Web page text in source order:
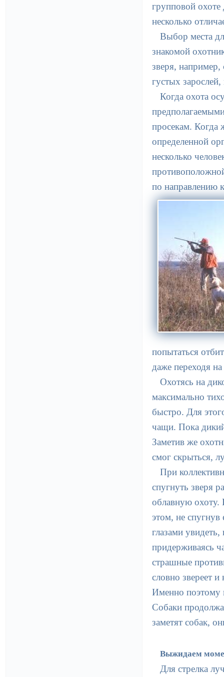
групповой
несколько
Выбор места
знакомой
зверя,
густых
Когда охота
просекам. Когда
определенной
несколько
по направлению
попытаться
даже переходя
Охотясь на
максимально
быстро. Для
чащи. Пока дикий
Заметив же
смог скрыться,
При
спугнуть зверя
облавную охоту.
этом, не спугнув
глазами
придерживаясь
страшные
словно звереет
Именно поэтому
Собаки
заметят собак,
Выжидаем
Для стрелка